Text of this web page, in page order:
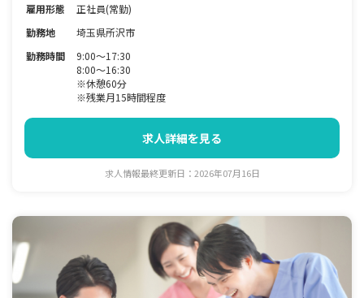
雇用形態
正社員(常勤)
勤務地
埼玉県所沢市
勤務時間
9:00～17:30
8:00～16:30
※休憩60分
※残業月15時間程度
求人詳細を見る
求人情報最終更新日：2026年07月16日